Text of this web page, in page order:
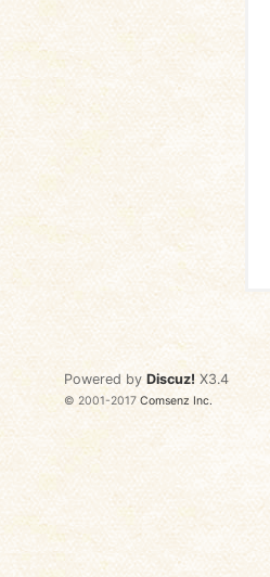
Powered by Discuz! X3.4
© 2001-2017Comsenz Inc.